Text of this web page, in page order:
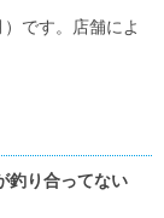
です。店舗によ
釣り合ってない